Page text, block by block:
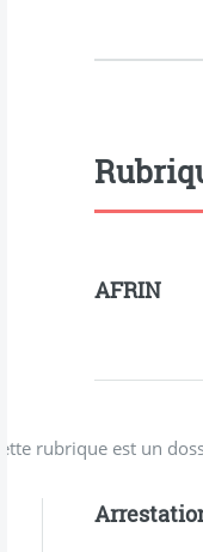
AFRIN
Cette rubrique est un